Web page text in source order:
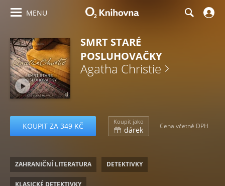
MENU
SMRT STARÉ
POSLUHOVAČKY
Agatha Christie
KOUPIT ZA 349 KČ Koupit jako
dárek Cena včetně DPH
ZAHRANIČNÍ LITERATURA DETEKTIVKY
KLASICKÉ DETEKTIVKY